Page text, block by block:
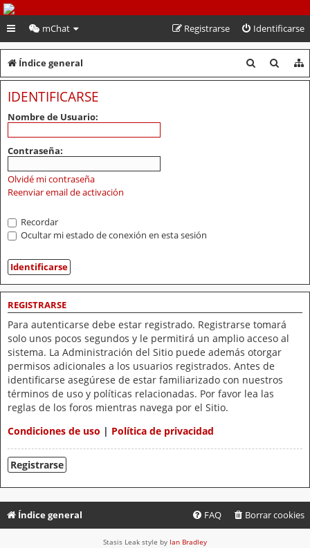
PeruVoley.com
mChat Identificarse
Registrarse
Índice general
u
u
IDENTIFICARSE
Nombre de Usuario:
Contraseña:
Olvidé mi contraseña
Reenviar email de activación
Recordar
Ocultar mi estado de conexión en esta sesión
REGISTRARSE
Para autenticarse debe estar registrado. Registrarse tomará
solo unos pocos segundos y le permitirá un amplio acceso al
sistema. La Administración del Sitio puede además otorgar
permisos adicionales a los usuarios registrados. Antes de
identificarse asegúrese de estar familiarizado con nuestros
términos de uso y políticas relacionadas. Por favor lea las
reglas de los foros mientras navega por el Sitio.
Condiciones de uso | Política de privacidad
Registrarse
Índice general Borrar cookies
FAQ
Stasis Leak style by Ian Bradley